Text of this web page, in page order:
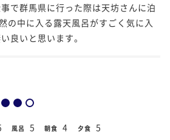
で群馬県に行った際は天坊さんに泊
中に入る露天風呂がすごく気に入
良いと思います。
風呂 5 朝食 4 夕食 5